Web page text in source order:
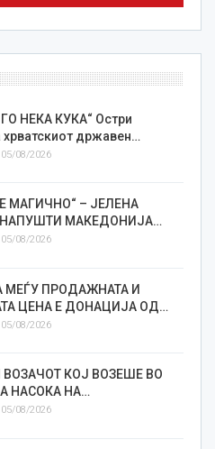
НЕКА КУКА“ Остри
хрватскиот државен…
05/08/2026
МАГИЧНО“ – ЈЕЛЕНА
МАКЕДОНИЈА…
05/08/2026
МЕЃУ ПРОДАЖНАТА И
ЦЕНА Е ДОНАЦИЈА ОД…
05/08/2026
КОЈ ВОЗЕШЕ ВО
НАСОКА НА…
05/08/2026